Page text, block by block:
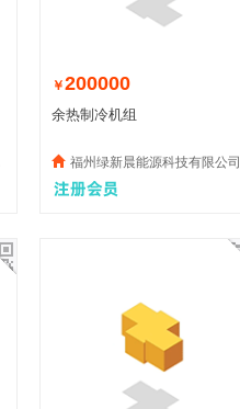
￥200000
余热制冷机组
福州绿新晨能源科技有限公司